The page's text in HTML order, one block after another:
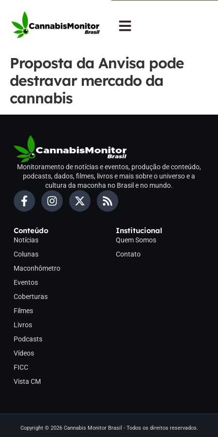
Proposta da Anvisa pode
destravar mercado da
cannabis
Monitoramento de notícias e eventos, produção de conteúdo,
podcasts, dados, filmes, livros e mais sobre o universo e a
cultura da maconha no Brasil e no mundo.
Conteúdo
Notícias
Colunas
Maconhômetro
Eventos
Coberturas
Filmes
Livros
Podcasts
Vídeos
FICC
Vista CM
Institucional
Quem Somos
Contato
Copyright © 2026 Cannabis Monitor Brasil - Todos os direitos reservados.